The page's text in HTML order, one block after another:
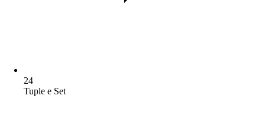
24
Tuple e Set